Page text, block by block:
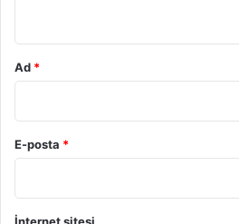
Ad *
E-posta *
İnternet sitesi